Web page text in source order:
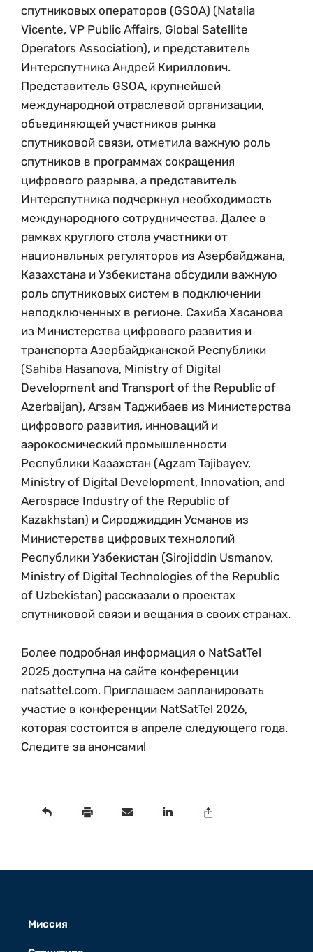
спутниковых операторов (GSOA) (Natalia
Vicente, VP Public Affairs, Global Satellite
Operators Association), и представитель
Интерспутника Андрей Кириллович.
Представитель GSOA, крупнейшей
международной отраслевой организации,
объединяющей участников рынка
спутниковой связи, отметила важную роль
спутников в программах сокращения
цифрового разрыва, а представитель
Интерспутника подчеркнул необходимость
международного сотрудничества. Далее в
рамках круглого стола участники от
национальных регуляторов из Азербайджана,
Казахстана и Узбекистана обсудили важную
роль спутниковых систем в подключении
неподключенных в регионе. Сахиба Хасанова
из Министерства цифрового развития и
транспорта Азербайджанской Республики
(Sahiba Hasanova, Ministry of Digital
Development and Transport of the Republic of
Azerbaijan), Агзам Таджибаев из Министерства
цифрового развития, инноваций и
аэрокосмический промышленности
Республики Казахстан (Agzam Tajibayev,
Ministry of Digital Development, Innovation, and
Aerospace Industry of the Republic of
Kazakhstan) и Сироджиддин Усманов из
Министерства цифровых технологий
Республики Узбекистан (Sirojiddin Usmanov,
Ministry of Digital Technologies of the Republic
of Uzbekistan) рассказали о проектах
спутниковой связи и вещания в своих странах.
Более подробная информация о NatSatTel
2025 доступна на сайте конференции
natsattel.com. Приглашаем запланировать
участие в конференции NatSatTel 2026,
которая состоится в апреле следующего года.
Следите за анонсами!
Миссия